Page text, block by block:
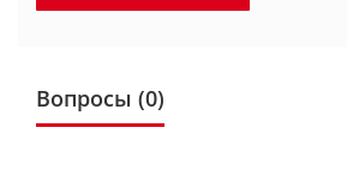
Вопросы (0)